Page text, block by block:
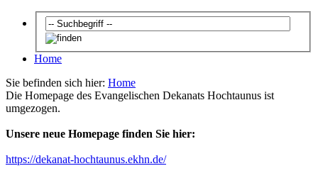
Home
Sie befinden sich hier: Home
Die Homepage des Evangelischen Dekanats Hochtaunus ist
umgezogen.
Unsere neue Homepage finden Sie hier:
https://dekanat-hochtaunus.ekhn.de/